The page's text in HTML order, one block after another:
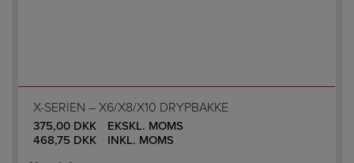
X-SERIEN – X6/X8/X10 DRYPBAKKE
375,00 DKK
EKSKL. MOMS
468,75 DKK INKL. MOMS